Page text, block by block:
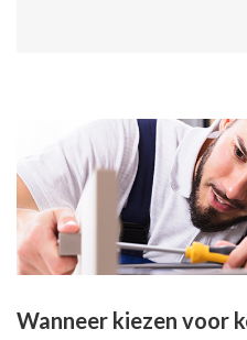
Wanneer kiezen voor